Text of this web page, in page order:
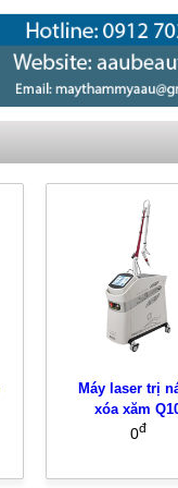
Máy laser trị
xóa xăm
0đ